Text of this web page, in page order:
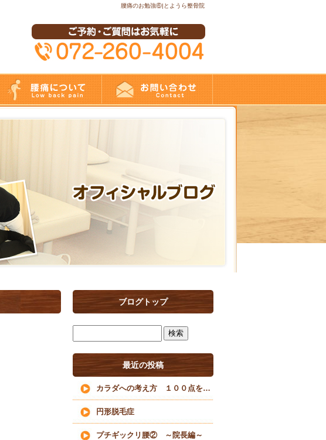
腰痛のお勉強⑥|とようら整骨院
ブログトップ
最近の投稿
カラダへの考え方 １００点を目指すな
円形脱毛症
プチギックリ腰② ～院長編～